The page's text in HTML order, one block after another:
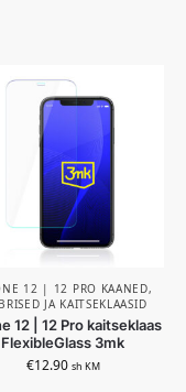
12 | 12 PRO KAANED,
JA KAITSEKLAASID
12 | 12 Pro kaitseklaas
FlexibleGlass 3mk
€12.90 sh KM